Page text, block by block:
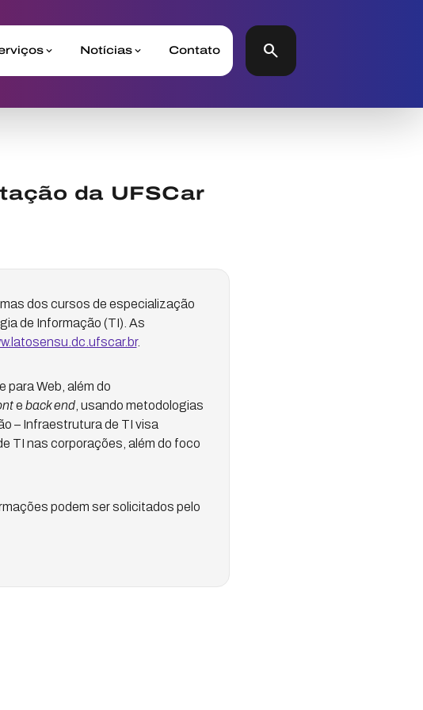
Notícias Contato search
da UFSCar
dos cursos de especialização
de Informação (TI). As
.
Web, além do
e back end, usando metodologias
– Infraestrutura de TI visa
TI nas corporações, além do foco
podem ser solicitados pelo